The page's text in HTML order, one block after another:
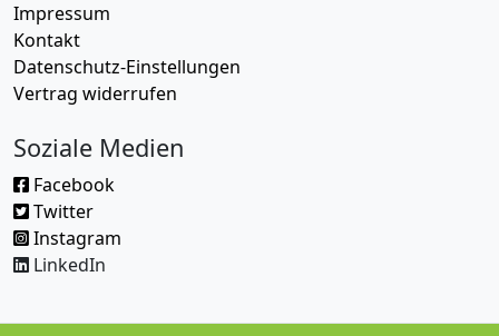
Impressum
Kontakt
Datenschutz-Einstellungen
Vertrag widerrufen
Soziale Medien
Facebook
Twitter
Instagram
LinkedIn